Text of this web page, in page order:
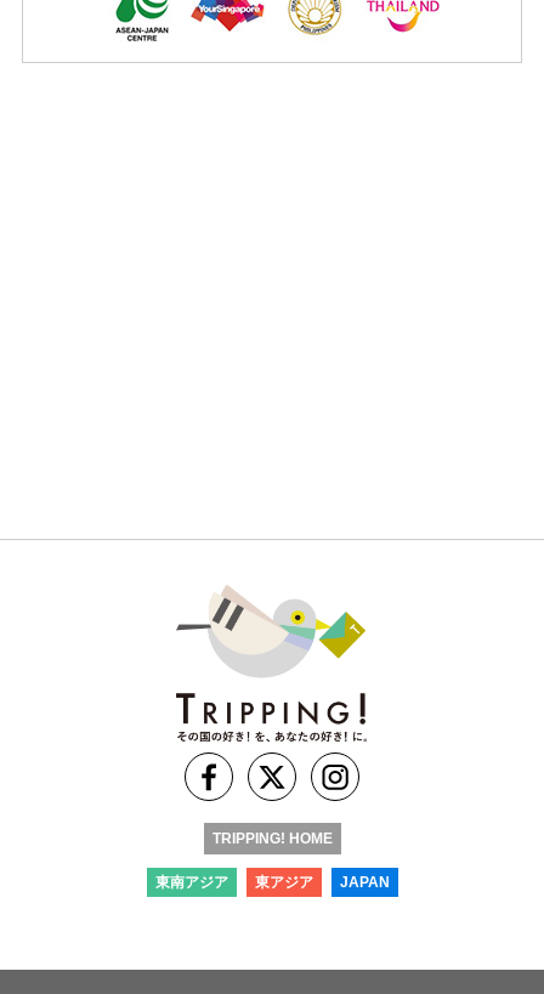
TRIPPING! HOME
東南アジア 東アジア JAPAN